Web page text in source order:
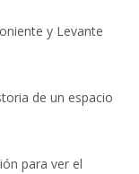
y Levante
de un espacio
para ver el